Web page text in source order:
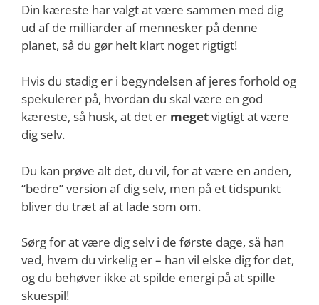
Din kæreste har valgt at være sammen med dig
ud af de milliarder af mennesker på denne
planet, så du gør helt klart noget rigtigt!
Hvis du stadig er i begyndelsen af jeres forhold og
spekulerer på, hvordan du skal være en god
kæreste, så husk, at det er megetvigtigt at være
dig selv.
Du kan prøve alt det, du vil, for at være en anden,
“bedre” version af dig selv, men på et tidspunkt
bliver du træt af at lade som om.
Sørg for at være dig selv i de første dage, så han
ved, hvem du virkelig er – han vil elske dig for det,
og du behøver ikke at spilde energi på at spille
skuespil!